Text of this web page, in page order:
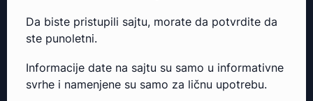
Ponuda
Da biste pristupili sajtu, morate da potvrdite da
ste punoletni.
Informacije date na sajtu su samo u informativne
svrhe i namenjene su samo za ličnu upotrebu.